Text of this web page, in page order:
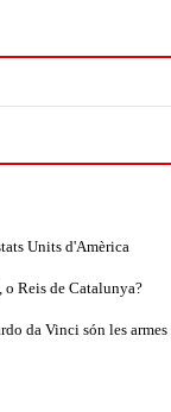
Units d'Amèrica
o Reis de Catalunya?
da Vinci són les armes